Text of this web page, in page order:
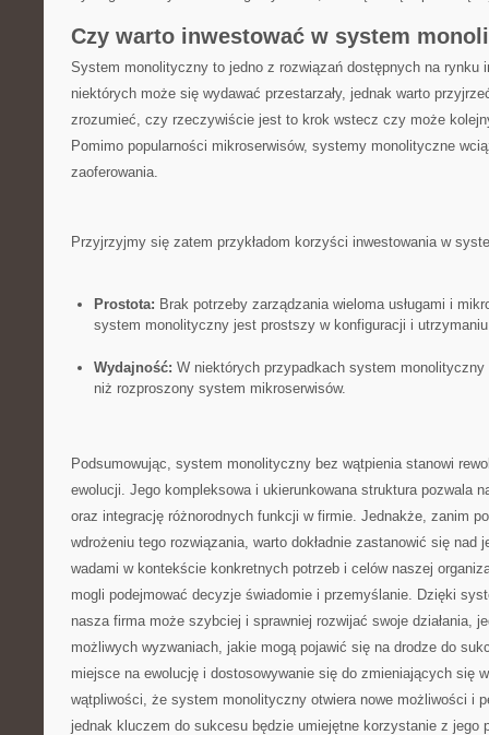
Czy‌ warto ‍inwestować w system
System ‌monolityczny to jedno z ​rozwiązań dostępnych ‌na rynku
niektórych może się wydawać przestarzały, jednak warto
zrozumieć, czy rzeczywiście jest to krok wstecz czy może
Pomimo popularności ‍mikroserwisów, systemy monolityczne
zaoferowania.
Przyjrzyjmy się zatem przykładom korzyści inwestowania w
Prostota: Brak potrzeby zarządzania wieloma usługami i⁢
system monolityczny jest prostszy w konfiguracji i
Wydajność: W niektórych przypadkach system
niż rozproszony system mikroserwisów.
Podsumowując, system monolityczny bez wątpienia stanowi‍
ewolucji. Jego kompleksowa i ukierunkowana struktura pozwala
oraz ⁢integrację różnorodnych funkcji w firmie. ⁤Jednakże, ⁣zanim
wdrożeniu tego rozwiązania, warto dokładnie zastanowić się nad
wadami w kontekście konkretnych potrzeb i ​celów ​naszej
mogli podejmować decyzje świadomie i⁤ przemyślanie. Dzięki
‌nasza firma może szybciej ⁣i sprawniej rozwijać ⁢swoje działania,
możliwych wyzwaniach, jakie ⁤mogą pojawić się na drodze do
miejsce na ewolucję i ⁣dostosowywanie się do zmieniających​ się
wątpliwości, że system monolityczny ‌otwiera nowe możliwości i
jednak kluczem do⁤ sukcesu będzie ​umiejętne korzystanie z⁤ jego⁢